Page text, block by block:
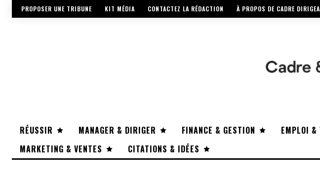
PROPOSER UNE TRIBUNE KIT MÉDIA CONTACTEZ LA RÉDACTION À PROPOS DE CADRE
RÉUSSIR MANAGER & DIRIGER FINANCE & GESTION EMPLOI &
MARKETING & VENTES
CITATIONS & IDÉES